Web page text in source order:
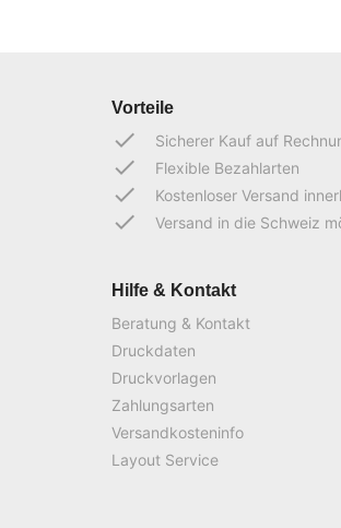
Vorteile
done Sicherer Kauf auf
done Flexible Bezahlarten
done Kostenloser Versand
done Versand in die Schweiz
Hilfe & Kontakt
Beratung & Kontakt
Druckdaten
Druckvorlagen
Zahlungsarten
Versandkosteninfo
Layout Service